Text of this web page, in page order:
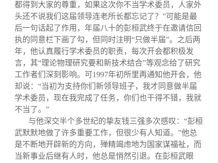
都得到大家的尊重，如果这次你不当学术委员，人家外
头还不说我们这届领导连老所长都忘记了？”可能是最
后一句话起了作用，年届八十的彭桓武终于在邀请信回
执的同意栏下画了勾，但同时注明“只做半届”。之后两
年，他认真履行学术委员的职责，每次开会都积极发
言，其“理论物理研究要和新技术结合”等观念给了研究
工作者们深刻影响。可1997年初所里再通知他开会，他
却说：“当初为支持你们新领导班子，我才同意做半届
学术委员，现在我完成了任务，你们也干得不错，我就
不当了。”
与他深交半个多世纪的挚友钱三强多次感叹：“彭桓
武默默地做了许多重要工作，但很少有人知道。”他总
是不断地开辟新的方向，殚精竭虑地为国家谋福祉，而
当新事业后继有人时，他总是悄然引退。在彭桓武眼